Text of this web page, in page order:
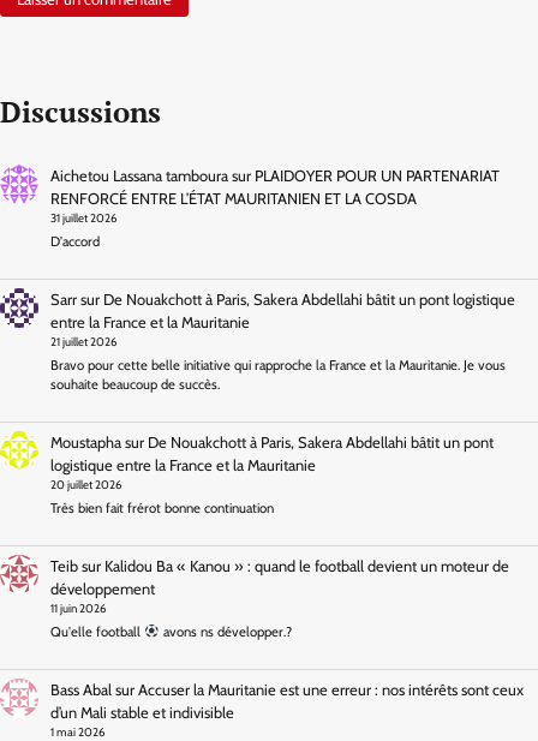
Discussions
Aichetou Lassana tambourasur PLAIDOYER POUR UN PARTENARIAT
RENFORCÉ ENTRE L’ÉTAT MAURITANIEN ET LA COSDA
31 juillet 2026
D'accord
Sarrsur De Nouakchott à Paris, Sakera Abdellahi bâtit un pont logistique
entre la France et la Mauritanie
21 juillet 2026
Bravo pour cette belle initiative qui rapproche la France et la Mauritanie. Je vous
souhaite beaucoup de succès.
Moustaphasur De Nouakchott à Paris, Sakera Abdellahi bâtit un pont
logistique entre la France et la Mauritanie
20 juillet 2026
Très bien fait frérot bonne continuation
Teibsur Kalidou Ba « Kanou » : quand le football devient un moteur de
développement
11 juin 2026
Qu'elle football avons ns développer.?
Bass Abal sur Accuser la Mauritanie est une erreur : nos intérêts sont ceux
d’un Mali stable et indivisible
1 mai 2026